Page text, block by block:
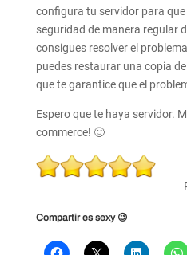
configura tu servidor para
seguridad de manera regular
consigues resolver el
puedes restaurar una copia
que te garantice que el
Espero que te haya servidor.
commerce! 🙂
Rate
this
Rating
Compartir es sexy 😉